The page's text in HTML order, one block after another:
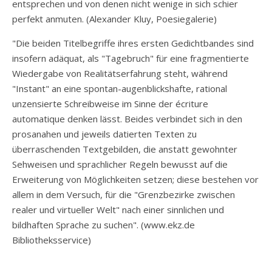
entsprechen und von denen nicht wenige in sich schier
perfekt anmuten. (Alexander Kluy, Poesiegalerie)
"Die beiden Titelbegriffe ihres ersten Gedichtbandes sind
insofern adäquat, als "Tagebruch" für eine fragmentierte
Wiedergabe von Realitätserfahrung steht, während
"Instant" an eine spontan-augenblickshafte, rational
unzensierte Schreibweise im Sinne der écriture
automatique denken lässt. Beides verbindet sich in den
prosanahen und jeweils datierten Texten zu
überraschenden Textgebilden, die anstatt gewohnter
Sehweisen und sprachlicher Regeln bewusst auf die
Erweiterung von Möglichkeiten setzen; diese bestehen vor
allem in dem Versuch, für die "Grenzbezirke zwischen
realer und virtueller Welt" nach einer sinnlichen und
bildhaften Sprache zu suchen". (www.ekz.de
Bibliotheksservice)